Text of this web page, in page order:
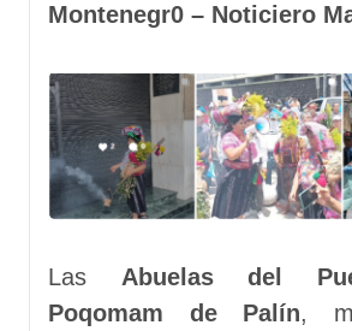
Montenegr0 – Noticiero
Las Abuelas del
Poqomam de Palín,